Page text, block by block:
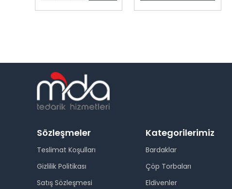
Sözleşmeler
Teslimat Koşulları
Gizlilik Politikası
Satış Sözleşmesi
Kategorilerimiz
Bardaklar
Çöp Torbaları
Eldivenler